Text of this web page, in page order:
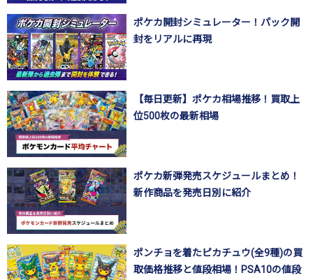
ポケカ開封シミュレーター！パック開
封をリアルに再現
【毎日更新】ポケカ相場推移！買取上
位500枚の最新相場
ポケカ新弾発売スケジュールまとめ！
新作商品を発売日別に紹介
ポンチョを着たピカチュウ(全9種)の買
取価格推移と値段相場！PSA10の値段